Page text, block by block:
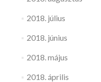
2018. július
2018. június
2018. május
2018. április